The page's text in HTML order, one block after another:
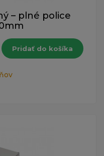
– plné police
Pridať do košíka